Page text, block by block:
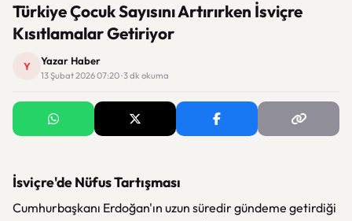
Türkiye Çocuk Sayısını Artırırken İsviçre
Kısıtlamalar Getiriyor
Y Yazar Haber
13 Şubat 2026 07:20 · 3 dk okuma
İsviçre'de Nüfus Tartışması
Cumhurbaşkanı Erdoğan'ın uzun süredir gündeme getirdiği